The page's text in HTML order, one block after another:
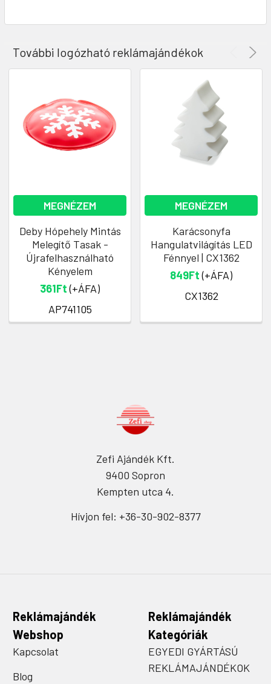
További logózható reklámajándékok
MEGNÉZEM
Deby Hópehely Mintás
Melegítő Tasak -
Újrafelhasználható
Kényelem
361Ft(+ÁFA)
AP741105
MEGNÉZEM
Karácsonyfa
Hangulatvilágítás LED
Fénnyel | CX1362
849Ft(+ÁFA)
CX1362
Zefi Ajándék Kft.
9400 Sopron
Kempten utca 4.
Hívjon fel: +36-30-902-8377
Reklámajándék
Webshop
Kapcsolat
Blog
Reklámajándék
Kategóriák
EGYEDI GYÁRTÁSÚ
REKLÁMAJÁNDÉKOK